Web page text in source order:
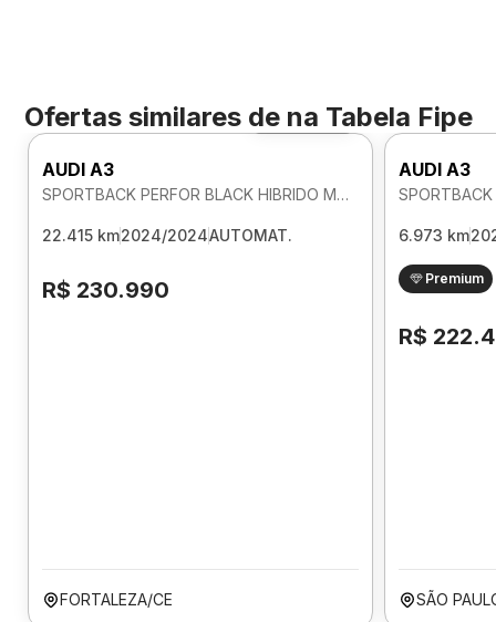
Ofertas similares de na Tabela Fipe
Foto 360º
AUDI A3
SPORTBACK PERFOR BLACK HIBRIDO MHEV 2.0 AUTOMATICO
22.415 km2024/2024AUTOMAT.
R$ 230.990
FORTALEZA/CE
AUDI A3
6.973 km
Premium
R$
SÃO